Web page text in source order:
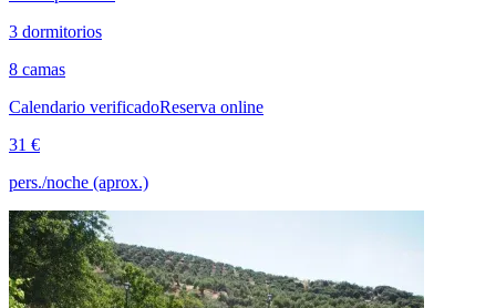
3 dormitorios
8 camas
Calendario verificadoReserva online
31 €
pers./noche (aprox.)